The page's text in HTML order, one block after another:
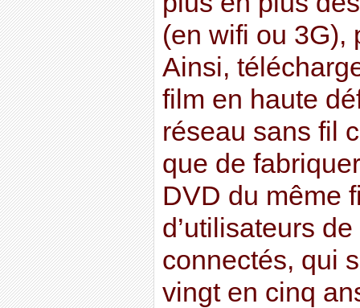
(en wifi ou 3G),
Ainsi,
film en haute
réseau sans fil
que de
DVD du même
d’utilisateurs
connectés, qui
vingt en cinq